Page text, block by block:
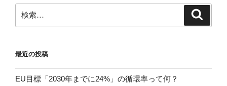
索:
最近の投稿
EU目標「2030年までに24%」の循環率って何？